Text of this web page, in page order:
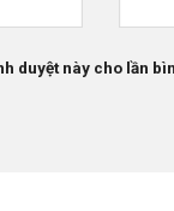
duyệt này cho lần